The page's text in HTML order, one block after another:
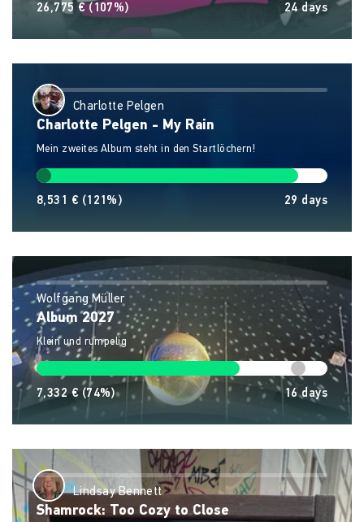
26,775 € (107%) 24days
Charlotte Pelgen
Charlotte Pelgen - My Rain
Mein zweites Album steht in den Startlöchern!
8,531 € (121%) 29 days
Wolfgang Müller
Album 2027
Klein und rumpelig
7,332 € (74%) 16 days
Lindsay Bennett
Shamrock: Too Cozy to Close